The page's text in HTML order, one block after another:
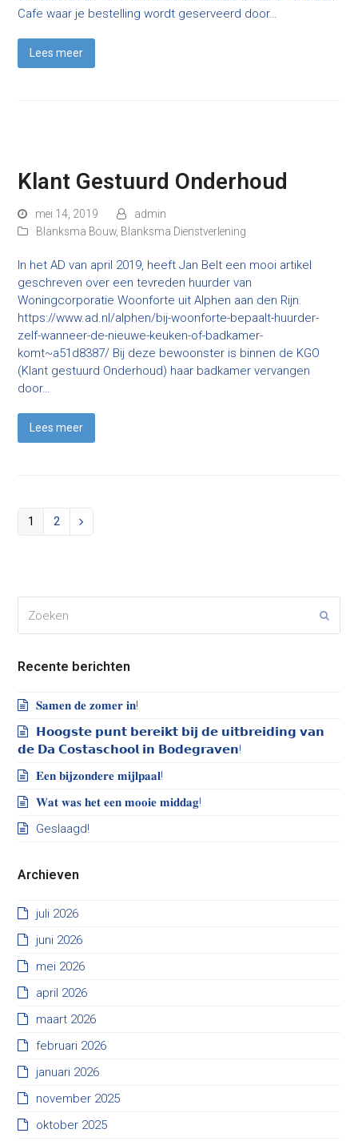
Cafe waar je bestelling wordt geserveerd door…
Lees meer
Klant Gestuurd Onderhoud
mei 14, 2019
admin
Blanksma Bouw, Blanksma Dienstverlening
In het AD van april 2019, heeft Jan Belt een mooi artikel
geschreven over een tevreden huurder van
Woningcorporatie Woonforte uit Alphen aan den Rijn.
https://www.ad.nl/alphen/bij-woonforte-bepaalt-huurder-
zelf-wanneer-de-nieuwe-keuken-of-badkamer-
komt~a51d8387/ Bij deze bewoonster is binnen de KGO
(Klant gestuurd Onderhoud) haar badkamer vervangen
door…
Lees meer
Page
1 Page
2 Volgende
Recente berichten
𝐒𝐚𝐦𝐞𝐧 𝐝𝐞 𝐳𝐨𝐦𝐞𝐫 𝐢𝐧!
𝗛𝗼𝗼𝗴𝘀𝘁𝗲 𝗽𝘂𝗻𝘁 𝗯𝗲𝗿𝗲𝗶𝗸𝘁 𝗯𝗶𝗷 𝗱𝗲 𝘂𝗶𝘁𝗯𝗿𝗲𝗶𝗱𝗶𝗻𝗴 𝘃𝗮𝗻
𝗱𝗲 𝗗𝗮 𝗖𝗼𝘀𝘁𝗮𝘀𝗰𝗵𝗼𝗼𝗹 𝗶𝗻 𝗕𝗼𝗱𝗲𝗴𝗿𝗮𝘃𝗲𝗻!
𝐄𝐞𝐧 𝐛𝐢𝐣𝐳𝐨𝐧𝐝𝐞𝐫𝐞 𝐦𝐢𝐣𝐥𝐩𝐚𝐚𝐥!
𝐖𝐚𝐭 𝐰𝐚𝐬 𝐡𝐞𝐭 𝐞𝐞𝐧 𝐦𝐨𝐨𝐢𝐞 𝐦𝐢𝐝𝐝𝐚𝐠!
Geslaagd!
Archieven
juli 2026
juni 2026
mei 2026
april 2026
maart 2026
februari 2026
januari 2026
november 2025
oktober 2025